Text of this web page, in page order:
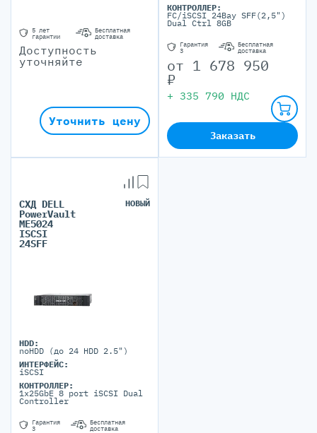
5 лет
гарантии
Бесплатная
доставка
Доступность
уточняйте
Уточнить цену
КОНТРОЛЛЕР:
FC/iSCSI 24Bay SFF(2,5")
Dual Ctrl 8GB
Гарантия
3
Бесплатная
доставка
от 1 678 950
₽
+ 335 790 НДС
Заказать
СХД DELL
PowerVault
ME5024
ISCSI
24SFF
НОВЫЙ
HDD:
noHDD (до 24 HDD 2.5")
ИНТЕРФЕЙС:
iSCSI
КОНТРОЛЛЕР:
1x25GbE 8 port iSCSI Dual
Controller
Гарантия
3
Бесплатная
доставка